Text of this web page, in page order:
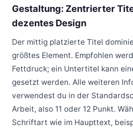
Gestaltung: Zentrierter
dezentes Design
Der mittig platzierte Titel
größtes Element. Empfohlen
Fettdruck; ein Untertitel kann
gesetzt werden. Alle weiteren
verwendest du in der
Arbeit, also 11 oder 12 Punkt.
Schriftart wie im Haupttext,